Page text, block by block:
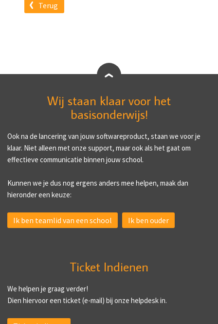
Terug
Wij staan klaar voor het
basisonderwijs!
Ook na de lancering van jouw softwareproduct, staan we voor je
klaar. Niet alleen met onze support, maar ook als het gaat om
effectieve communicatie binnen jouw school.
Kunnen we je dus nog ergens anders mee helpen, maak dan
hieronder een keuze:
Ik ben teamlid van een school Ik ben ouder
Ticket Indienen
We helpen je graag verder!
Dien hiervoor een ticket (e-mail) bij onze helpdesk in.